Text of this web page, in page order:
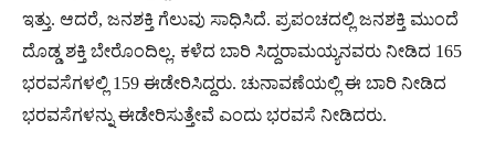
ಇತ್ತು. ಆದರೆ, ಜನಶಕ್ತಿ ಗೆಲುವು ಸಾಧಿಸಿದೆ. ಪ್ರಪಂಚದಲ್ಲಿ ಜನಶಕ್ತಿ ಮುಂದೆ
ದೊಡ್ಡ ಶಕ್ತಿ ಬೇರೊಂದಿಲ್ಲ. ಕಳೆದ ಬಾರಿ ಸಿದ್ದರಾಮಯ್ಯ‌ನವರು ನೀಡಿದ 165
ಭರವಸೆಗಳಲ್ಲಿ 159 ಈಡೇರಿಸಿದ್ದರು. ಚುನಾವಣೆಯಲ್ಲಿ ಈ ಬಾರಿ ನೀಡಿದ
ಭರವಸೆಗಳನ್ನು ಈಡೇರಿಸುತ್ತೇವೆ ಎಂದು ಭರವಸೆ ನೀಡಿದರು.